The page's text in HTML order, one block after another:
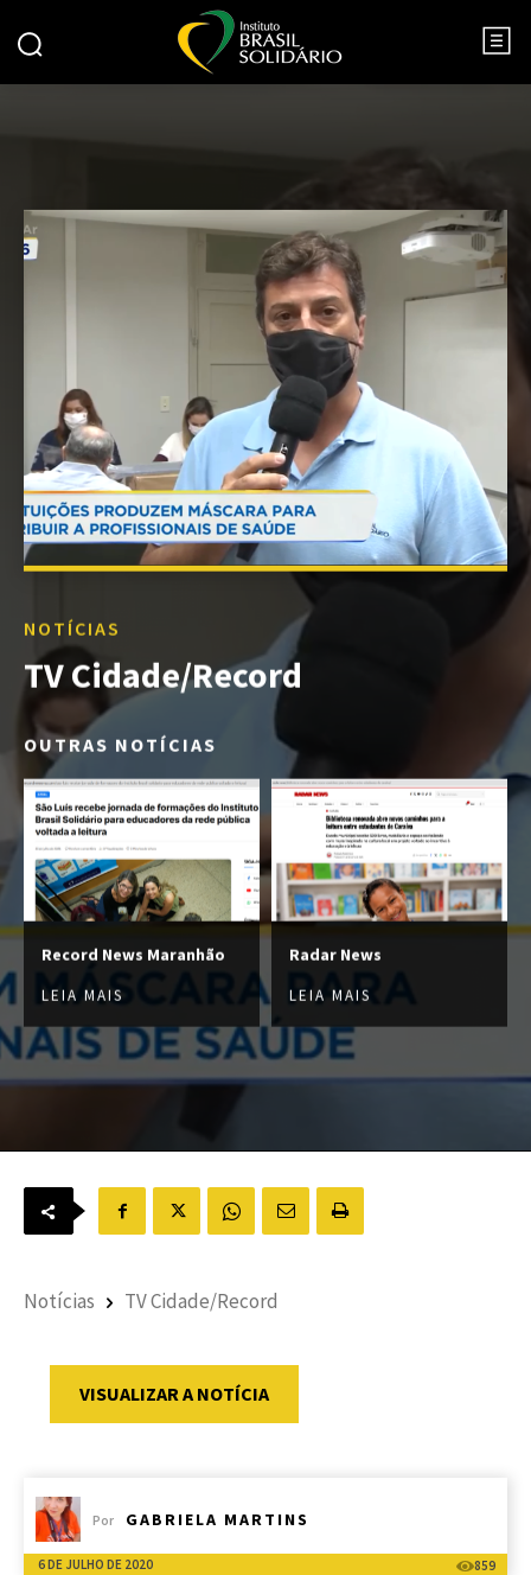
NOTÍCIAS
TV Cidade/Record
OUTRAS NOTÍCIAS
Record News Maranhão
LEIA MAIS
Radar News
LEIA MAIS
Notícias TV Cidade/Record
VISUALIZAR A NOTÍCIA
Por GABRIELA MARTINS
6 DE JULHO DE 2020 859